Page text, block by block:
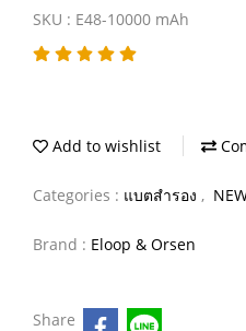
SKU : E48-10000 mAh
Add to wishlist
Categories : แบตสำรอง ,
Brand : Eloop & Orsen
Share